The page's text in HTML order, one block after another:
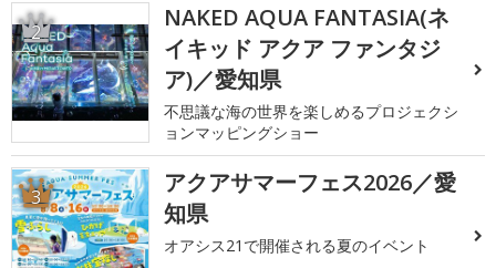
2
NAKED AQUA FANTASIA(ネ
イキッド アクア ファンタジ
ア)／愛知県
不思議な海の世界を楽しめるプロジェクシ
ョンマッピングショー
3
アクアサマーフェス2026／愛
知県
オアシス21で開催される夏のイベント